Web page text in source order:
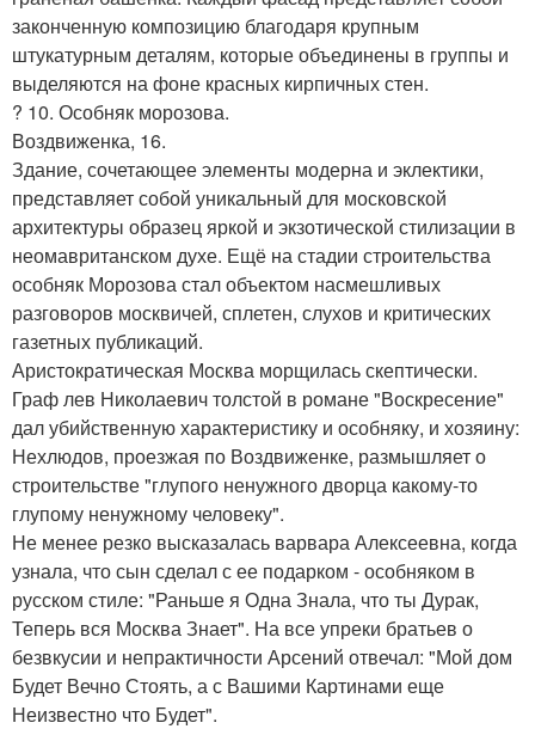
законченную композицию благодаря крупным
штукатурным деталям, которые объединены в группы и
выделяются на фоне красных кирпичных стен.
? 10. Особняк морозова.
Воздвиженка, 16.
Здание, сочетающее элементы модерна и эклектики,
представляет собой уникальный для московской
архитектуры образец яркой и экзотической стилизации в
неомавританском духе. Ещё на стадии строительства
особняк Морозова стал объектом насмешливых
разговоров москвичей, сплетен, слухов и критических
газетных публикаций.
Аристократическая Москва морщилась скептически.
Граф лев Николаевич толстой в романе "Воскресение"
дал убийственную характеристику и особняку, и хозяину:
Нехлюдов, проезжая по Воздвиженке, размышляет о
строительстве "глупого ненужного дворца какому-то
глупому ненужному человеку".
Не менее резко высказалась варвара Алексеевна, когда
узнала, что сын сделал с ее подарком - особняком в
русском стиле: "Раньше я Одна Знала, что ты Дурак,
Теперь вся Москва Знает". На все упреки братьев о
безвкусии и непрактичности Арсений отвечал: "Мой дом
Будет Вечно Стоять, а с Вашими Картинами еще
Неизвестно что Будет".